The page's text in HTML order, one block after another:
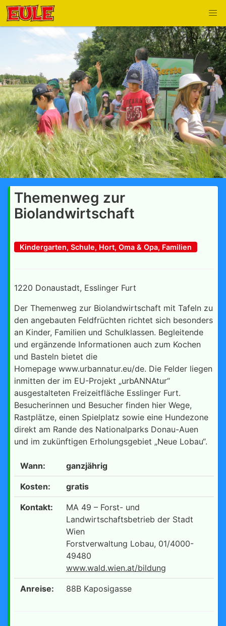
Themenweg zur
Biolandwirtschaft
Kindergarten, Schule, Hort, Oma & Opa, Familien
1220 Donaustadt, Esslinger Furt
Der Themenweg zur Biolandwirtschaft mit Tafeln zu
den angebauten Feldfrüchten richtet sich besonders
an Kinder, Familien und Schulklassen. Begleitende
und ergänzende Informationen auch zum Kochen
und Basteln bietet die
Homepage www.urbannatur.eu/de. Die Felder liegen
inmitten der im EU-Projekt „urbANNAtur“
ausgestalteten Freizeitfläche Esslinger Furt.
Besucherinnen und Besucher finden hier Wege,
Rastplätze, einen Spielplatz sowie eine Hundezone
direkt am Rande des Nationalparks Donau-Auen
und im zukünftigen Erholungsgebiet „Neue Lobau“.
Wann: ganzjährig
Kosten: gratis
Kontakt:
MA 49 – Forst- und
Landwirtschaftsbetrieb der Stadt
Wien
Forstverwaltung Lobau, 01/4000-
49480
www.wald.wien.at/bildung
Anreise: 88B Kaposigasse